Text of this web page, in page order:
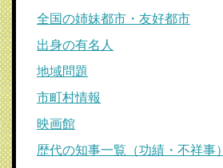
全国の姉妹都市・友好都市
出身の有名人
地域問題
市町村情報
映画館
歴代の知事一覧（功績・不祥事）